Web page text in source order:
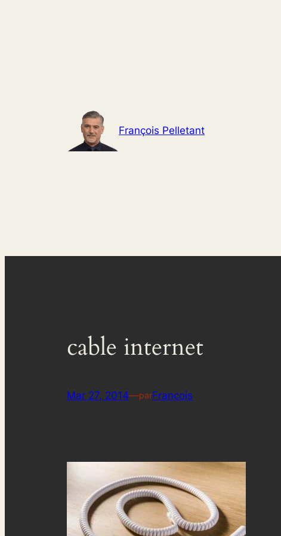
François Pelletant
cable internet
Mar 27, 2014—parFrancois